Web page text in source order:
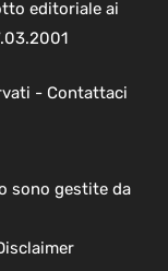
editoriale ai
- Contattaci
sono gestite da